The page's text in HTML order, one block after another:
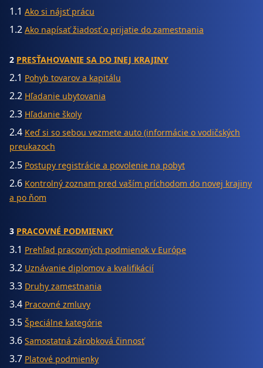
1.1 Ako si nájsť prácu
1.2 Ako napísať žiadosť o prijatie do zamestnania
2 PRESŤAHOVANIE SA DO INEJ KRAJINY
2.1 Pohyb tovarov a kapitálu
2.2 Hľadanie ubytovania
2.3 Hľadanie školy
2.4 Keď si so sebou vezmete auto (informácie o vodičských
preukazoch
2.5 Postupy registrácie a povolenie na pobyt
2.6 Kontrolný zoznam pred vaším príchodom do novej krajiny
a po ňom
3 PRACOVNÉ PODMIENKY
3.1 Prehľad pracovných podmienok v Európe
3.2 Uznávanie diplomov a kvalifikácií
3.3 Druhy zamestnania
3.4 Pracovné zmluvy
3.5 Špeciálne kategórie
3.6 Samostatná zárobková činnosť
3.7 Platové podmienky